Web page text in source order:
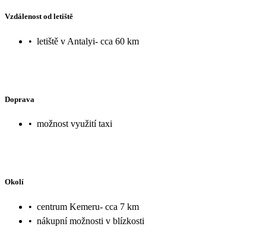
Vzdálenost od letiště
• letiště v Antalyi- cca 60 km
Doprava
• možnost využití taxi
Okolí
• centrum Kemeru- cca 7 km
• nákupní možnosti v blízkosti